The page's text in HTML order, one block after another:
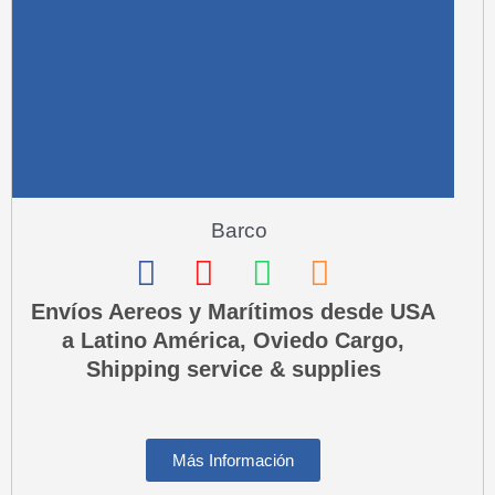
Barco
F
a
c
e
o
I
n
s
t
g
W
h
a
t
a
P
h
o
n
-
Envíos Aereos y Marítimos desde USA
a Latino América, Oviedo Cargo,
Shipping service & supplies
Más Información